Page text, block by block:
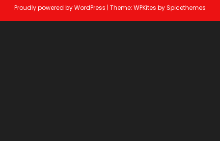
Proudly powered byWordPress | Theme: WPKites bySpicethemes